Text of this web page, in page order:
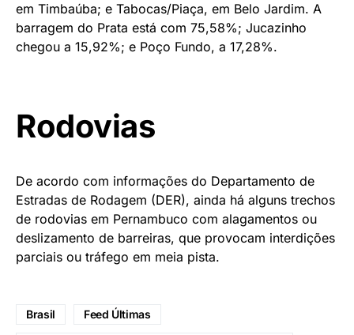
em Timbaúba; e Tabocas/Piaça, em Belo Jardim. A
barragem do Prata está com 75,58%; Jucazinho
chegou a 15,92%; e Poço Fundo, a 17,28%.
Rodovias
De acordo com informações do Departamento de
Estradas de Rodagem (DER), ainda há alguns trechos
de rodovias em Pernambuco com alagamentos ou
deslizamento de barreiras, que provocam interdições
parciais ou tráfego em meia pista.
Brasil Feed Últimas